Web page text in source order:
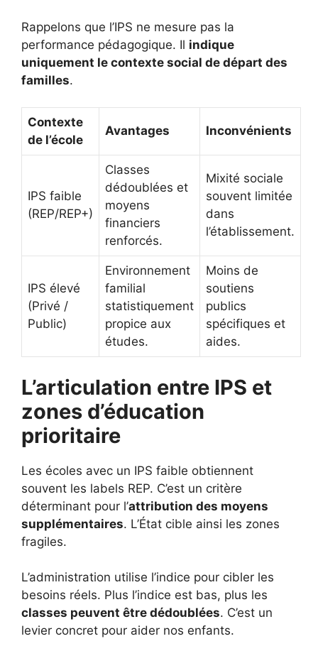
Rappelons que l’IPS ne mesure pas la
performance pédagogique. Il indique
uniquement le contexte social de départ des
familles.
Contexte
de l’école
Avantages Inconvénients
IPS faible
(REP/REP+)
Classes
dédoublées et
moyens
financiers
renforcés.
Mixité sociale
souvent limitée
dans
l’établissement.
IPS élevé
(Privé /
Public)
Environnement
familial
statistiquement
propice aux
études.
Moins de
soutiens
publics
spécifiques et
aides.
L’articulation entre IPS et
zones d’éducation
prioritaire
Les écoles avec un IPS faible obtiennent
souvent les labels REP. C’est un critère
déterminant pour l’attribution des moyens
supplémentaires. L’État cible ainsi les zones
fragiles.
L’administration utilise l’indice pour cibler les
besoins réels. Plus l’indice est bas, plus les
classes peuvent être dédoublées. C’est un
levier concret pour aider nos enfants.